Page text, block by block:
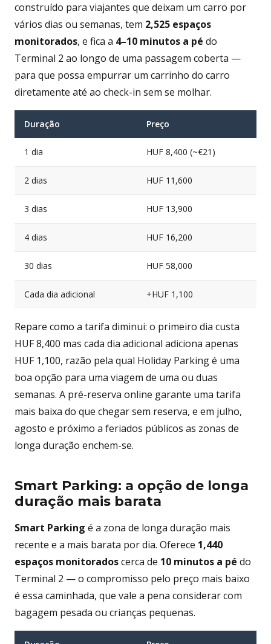
construído para viajantes que deixam um carro por
vários dias ou semanas, tem 2,525 espaços
monitorados, e fica a 4–10 minutos a pé do
Terminal 2 ao longo de uma passagem coberta —
para que possa empurrar um carrinho do carro
diretamente até ao check-in sem se molhar.
Duração Preço
1 dia HUF 8,400 (~€21)
2 dias HUF 11,600
3 dias HUF 13,900
4 dias HUF 16,200
30 dias HUF 58,000
Cada dia adicional +HUF 1,100
Repare como a tarifa diminui: o primeiro dia custa
HUF 8,400 mas cada dia adicional adiciona apenas
HUF 1,100, razão pela qual Holiday Parking é uma
boa opção para uma viagem de uma ou duas
semanas. A pré-reserva online garante uma tarifa
mais baixa do que chegar sem reserva, e em julho,
agosto e próximo a feriados públicos as zonas de
longa duração enchem-se.
Smart Parking: a opção de longa
duração mais barata
Smart Parking é a zona de longa duração mais
recente e a mais barata por dia. Oferece 1,440
espaços monitoradoscerca de 10 minutos a pé do
Terminal 2 — o compromisso pelo preço mais baixo
é essa caminhada, que vale a pena considerar com
bagagem pesada ou crianças pequenas.